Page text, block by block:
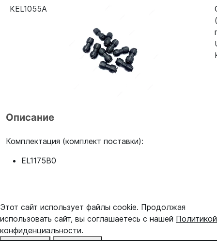
KEL1055A
Описание
Комплектация (комплект поставки):
EL1175B0
Этот сайт использует файлы cookie. Продолжая
использовать сайт, вы соглашаетесь с нашей Политикой
конфиденциальности.